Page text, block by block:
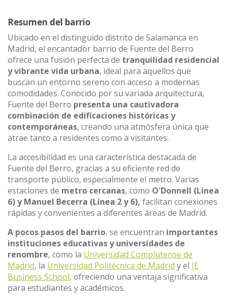
Resumen del barrio
Ubicado en el distinguido distrito de Salamanca en
Madrid, el encantador barrio de Fuente del Berro
ofrece una fusión perfecta de tranquilidad residencial
y vibrante vida urbana, ideal para aquellos que
buscan un entorno sereno con acceso a modernas
comodidades. Conocido por su variada arquitectura,
Fuente del Berro presenta una cautivadora
combinación de edificaciones históricas y
contemporáneas, creando una atmósfera única que
atrae tanto a residentes como a visitantes.
La accesibilidad es una característica destacada de
Fuente del Berro, gracias a su eficiente red de
transporte público, especialmente el metro. Varias
estaciones de metro cercanas, como O'Donnell (Línea
6) y Manuel Becerra (Línea 2 y 6), facilitan conexiones
rápidas y convenientes a diferentes áreas de Madrid.
A pocos pasos del barrio, se encuentran importantes
instituciones educativas y universidades de
renombre, como la Universidad Complutense de
Madrid, la Universidad Politécnica de Madrid y el IE
Business School, ofreciendo una ventaja significativa
para estudiantes y académicos.